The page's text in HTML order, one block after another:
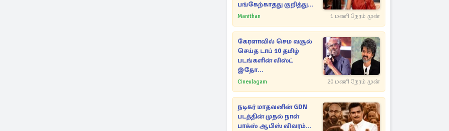
பங்கேற்காதது குறித்து
நயன்தாரா ஓபன் டாக்!
Manithan 1 மணி நேரம் முன்
கேரளாவில் செம வசூல்
செய்த டாப் 10 தமிழ்
படங்களின் லிஸ்ட்
இதோ...
Cineulagam 20 மணி நேரம் முன்
நடிகர் மாதவனின் GDN
படத்தின் முதல் நாள்
பாக்ஸ் ஆபிஸ் விவரம்...